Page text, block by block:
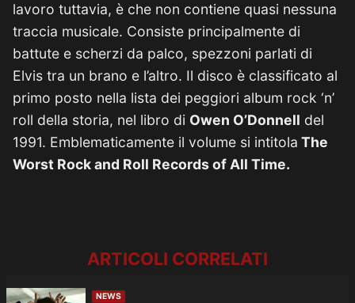
lavoro tuttavia, è che non contiene quasi nessuna
traccia musicale. Consiste principalmente di
battute e scherzi da palco, spezzoni parlati di
Elvis tra un brano e l’altro. Il disco è classificato al
primo posto nella lista dei peggiori album rock ‘n’
roll della storia, nel libro di Owen O’Donnell del
1991. Emblematicamente il volume si intitola The
Worst Rock and Roll Records of All Time.
ARTICOLI CORRELATI
NEWS